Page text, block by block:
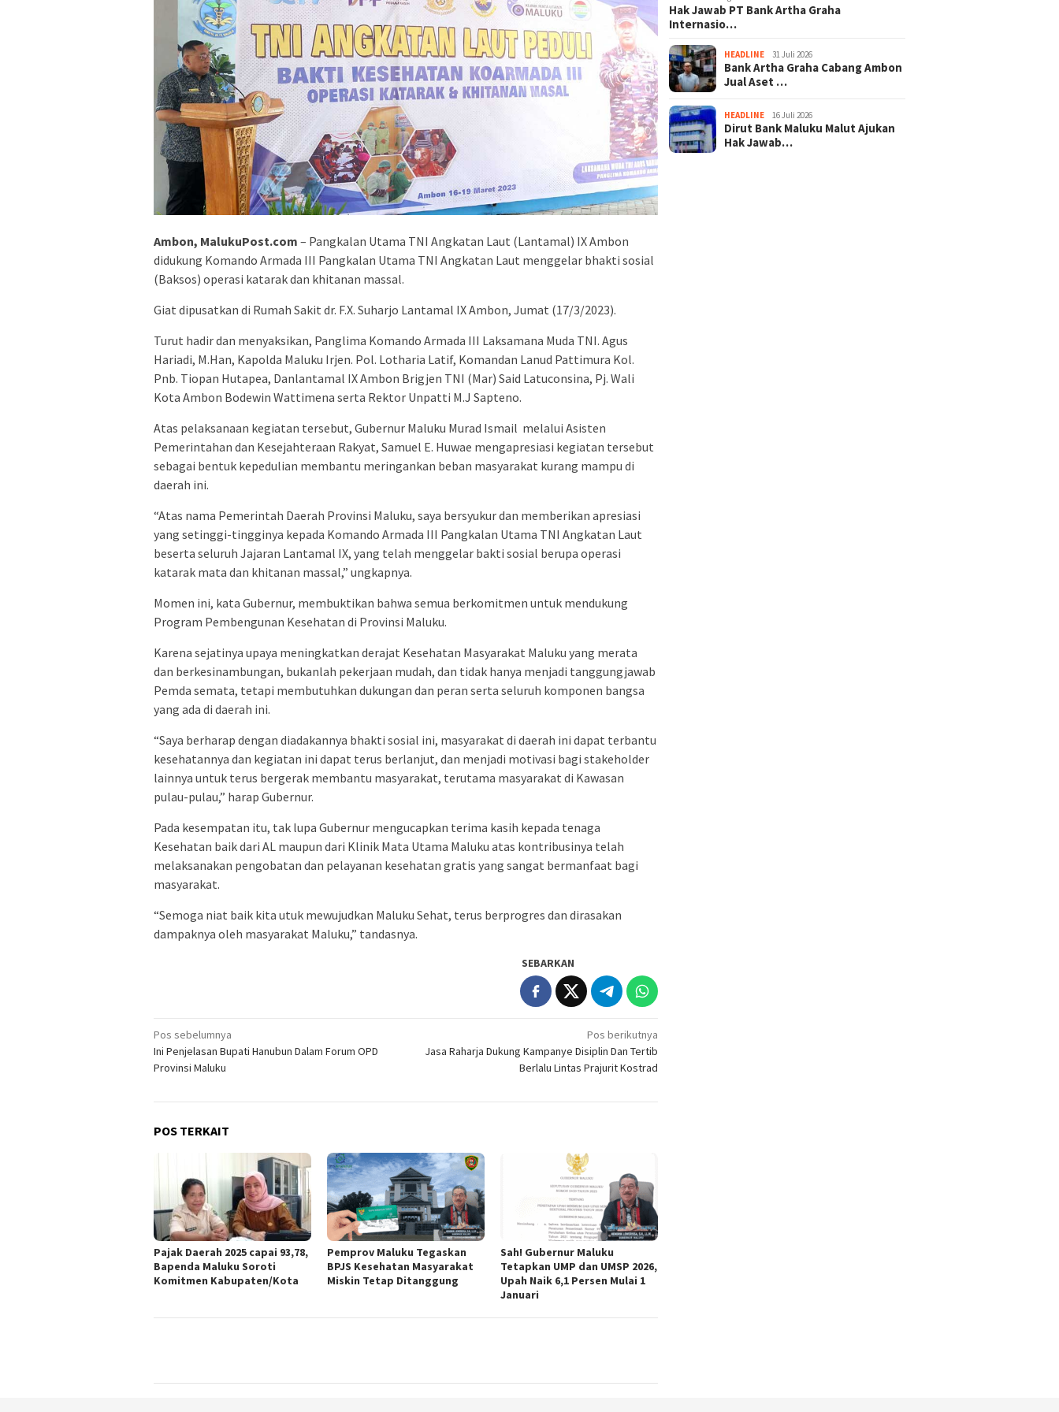
Ambon, MalukuPost.com – Pangkalan Utama TNI Angkatan Laut (Lantamal) IX Ambon
didukung Komando Armada III Pangkalan Utama TNI Angkatan Laut menggelar bhakti sosial
(Baksos) operasi katarak dan khitanan massal.
Giat dipusatkan di Rumah Sakit dr. F.X. Suharjo Lantamal IX Ambon, Jumat (17/3/2023).
Turut hadir dan menyaksikan, Panglima Komando Armada III Laksamana Muda TNI. Agus
Hariadi, M.Han, Kapolda Maluku Irjen. Pol. Lotharia Latif, Komandan Lanud Pattimura Kol.
Pnb. Tiopan Hutapea, Danlantamal IX Ambon Brigjen TNI (Mar) Said Latuconsina, Pj. Wali
Kota Ambon Bodewin Wattimena serta Rektor Unpatti M.J Sapteno.
Atas pelaksanaan kegiatan tersebut, Gubernur Maluku Murad Ismail melalui Asisten
Pemerintahan dan Kesejahteraan Rakyat, Samuel E. Huwae mengapresiasi kegiatan tersebut
sebagai bentuk kepedulian membantu meringankan beban masyarakat kurang mampu di
daerah ini.
“Atas nama Pemerintah Daerah Provinsi Maluku, saya bersyukur dan memberikan apresiasi
yang setinggi-tingginya kepada Komando Armada III Pangkalan Utama TNI Angkatan Laut
beserta seluruh Jajaran Lantamal IX, yang telah menggelar bakti sosial berupa operasi
katarak mata dan khitanan massal,” ungkapnya.
Momen ini, kata Gubernur, membuktikan bahwa semua berkomitmen untuk mendukung
Program Pembengunan Kesehatan di Provinsi Maluku.
Karena sejatinya upaya meningkatkan derajat Kesehatan Masyarakat Maluku yang merata
dan berkesinambungan, bukanlah pekerjaan mudah, dan tidak hanya menjadi tanggungjawab
Pemda semata, tetapi membutuhkan dukungan dan peran serta seluruh komponen bangsa
yang ada di daerah ini.
“Saya berharap dengan diadakannya bhakti sosial ini, masyarakat di daerah ini dapat terbantu
kesehatannya dan kegiatan ini dapat terus berlanjut, dan menjadi motivasi bagi stakeholder
lainnya untuk terus bergerak membantu masyarakat, terutama masyarakat di Kawasan
pulau-pulau,” harap Gubernur.
Pada kesempatan itu, tak lupa Gubernur mengucapkan terima kasih kepada tenaga
Kesehatan baik dari AL maupun dari Klinik Mata Utama Maluku atas kontribusinya telah
melaksanakan pengobatan dan pelayanan kesehatan gratis yang sangat bermanfaat bagi
masyarakat.
“Semoga niat baik kita utuk mewujudkan Maluku Sehat, terus berprogres dan dirasakan
dampaknya oleh masyarakat Maluku,” tandasnya.
SEBARKAN
Navigasi
pos
Pos sebelumnya
Ini Penjelasan Bupati Hanubun Dalam Forum OPD
Provinsi Maluku
Pos berikutnya
Jasa Raharja Dukung Kampanye Disiplin Dan Tertib
Berlalu Lintas Prajurit Kostrad
POS TERKAIT
Pajak Daerah 2025 capai 93,78,
Bapenda Maluku Soroti
Komitmen Kabupaten/Kota
Pemprov Maluku Tegaskan
BPJS Kesehatan Masyarakat
Miskin Tetap Ditanggung
Sah! Gubernur Maluku
Tetapkan UMP dan UMSP 2026,
Upah Naik 6,1 Persen Mulai 1
Januari
Hak Jawab PT Bank Artha Graha
Internasio…
HEADLINE 31 Juli 2026
Bank Artha Graha Cabang Ambon
Jual Aset …
HEADLINE 16 Juli 2026
Dirut Bank Maluku Malut Ajukan
Hak Jawab…